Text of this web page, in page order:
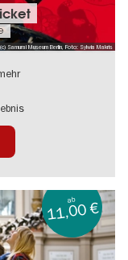
Samurai Museum Berlin, Foto: Sylwia Makris
ab
11,00 €